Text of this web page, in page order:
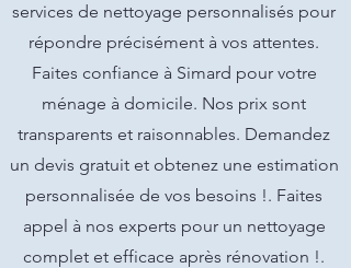
services de nettoyage personnalisés pour
répondre précisément à vos attentes.
Faites confiance à Simard pour votre
ménage à domicile. Nos prix sont
transparents et raisonnables. Demandez
un devis gratuit et obtenez une estimation
personnalisée de vos besoins !. Faites
appel à nos experts pour un nettoyage
complet et efficace après rénovation !.